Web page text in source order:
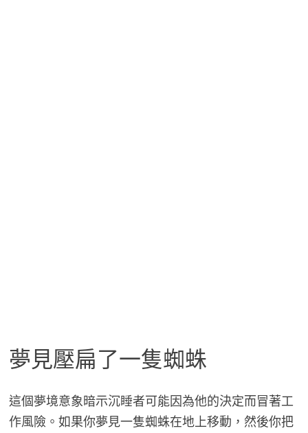
夢見壓扁了一隻蜘蛛
這個夢境意象暗示沉睡者可能因為他的決定而冒著工
作風險。如果你夢見一隻蜘蛛在地上移動，然後你把